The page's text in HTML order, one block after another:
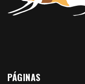
PÁGINAS